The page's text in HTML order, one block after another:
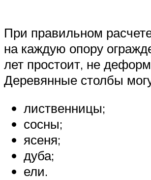
При правильном
на каждую опору
лет простоит, не
Деревянные столбы
лиственницы;
сосны;
ясеня;
дуба;
ели.